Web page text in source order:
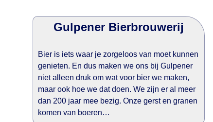
Gulpener Bierbrouwerij
Bier is iets waar je zorgeloos van moet kunnen
genieten. En dus maken we ons bij Gulpener
niet alleen druk om wat voor bier we maken,
maar ook hoe we dat doen. We zijn er al meer
dan 200 jaar mee bezig. Onze gerst en granen
komen van boeren…